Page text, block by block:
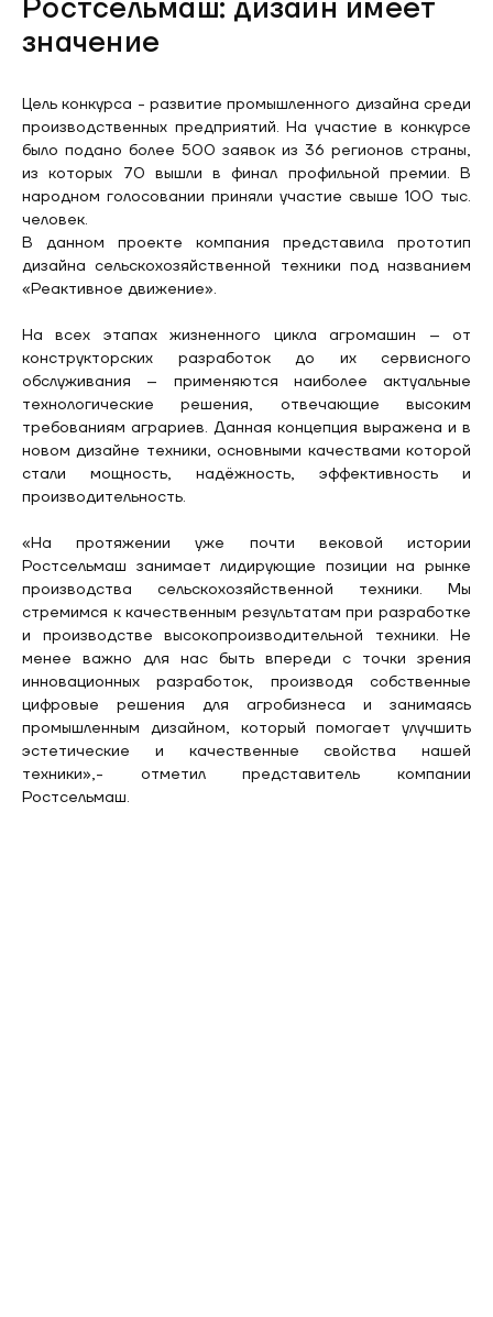
Ростсельмаш: дизайн имеет
значение
Цель конкурса - развитие промышленного дизайна среди
производственных предприятий. На участие в конкурсе
было подано более 500 заявок из 36 регионов страны,
из которых 70 вышли в финал профильной премии. В
народном голосовании приняли участие свыше 100 тыс.
человек.
В данном проекте компания представила прототип
дизайна сельскохозяйственной техники под названием
«Реактивное движение».
На всех этапах жизненного цикла агромашин – от
конструкторских разработок до их сервисного
обслуживания – применяются наиболее актуальные
технологические решения, отвечающие высоким
требованиям аграриев. Данная концепция выражена и в
новом дизайне техники, основными качествами которой
стали мощность, надёжность, эффективность и
производительность.
«На протяжении уже почти вековой истории
Ростсельмаш занимает лидирующие позиции на рынке
производства сельскохозяйственной техники. Мы
стремимся к качественным результатам при разработке
и производстве высокопроизводительной техники. Не
менее важно для нас быть впереди с точки зрения
инновационных разработок, производя собственные
цифровые решения для агробизнеса и занимаясь
промышленным дизайном, который помогает улучшить
эстетические и качественные свойства нашей
техники»,- отметил представитель компании
Ростсельмаш.